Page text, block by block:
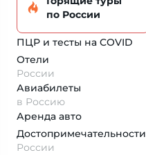
по России
ПЦР и тесты на COVID
Отели
России
Авиабилеты
в Россию
Аренда авто
Достопримеча­тельности
России